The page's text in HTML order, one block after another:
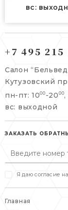
вс:
пн-пт:
сб, вс:
+7 495 477
пн-пт:
сб:
+7 495 215
Салон
Кутузовский
пн-пт: 1000 -20 00,
вс: выходной
ЗАКАЗАТЬ
Я даю согласие
Главная